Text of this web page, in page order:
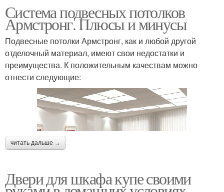
Система подвесных потолков
Армстронг. Плюсы и минусы
Подвесные потолки Армстронг, как и любой другой
отделочный материал, имеют свои недостатки и
преимущества. К положительным качествам можно
отнести следующие:
читать дальше →
Двери для шкафа купе своими